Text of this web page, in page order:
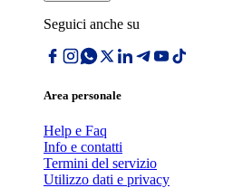
Seguici anche su
Area personale
Help e Faq
Info e contatti
Termini del servizio
Utilizzo dati e privacy